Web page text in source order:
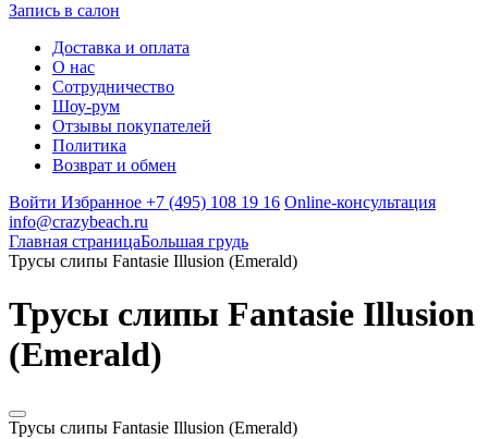
Запись в салон
Доставка и оплата
О нас
Сотрудничество
Шоу-рум
Отзывы покупателей
Политика
Возврат и обмен
Войти Избранное +7 (495) 108 19 16 Online-консультация
info@crazybeach.ru
Главная страницаБольшая грудь
Трусы слипы Fantasie Illusion (Emerald)
Трусы слипы Fantasie Illusion
(Emerald)
Трусы слипы Fantasie Illusion (Emerald)